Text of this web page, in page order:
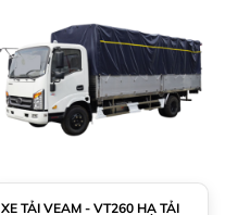
XE TẢI VEAM - VT260 HẠ TẢI